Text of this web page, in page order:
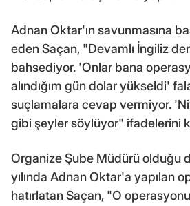
Adnan Oktar'ın savunmasına
eden Saçan, "Devamlı İngiliz
bahsediyor. 'Onlar bana
alındığım gün dolar yükseldi'
suçlamalara cevap vermiyor.
gibi şeyler söylüyor" ifadelerini
Organize Şube Müdürü olduğu
yılında Adnan Oktar'a yapılan
hatırlatan Saçan, "O